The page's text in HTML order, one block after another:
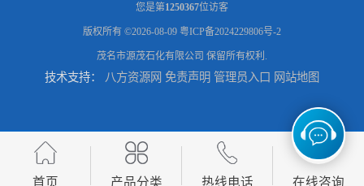
您是第1250367位访客
版权所有 ©2026-08-09 粤ICP备2024229806号-2
茂名市源茂石化有限公司 保留所有权利.
技术支持： 八方资源网 免责声明 管理员入口 网站地图
首页 产品分类 热线电话 在线咨询